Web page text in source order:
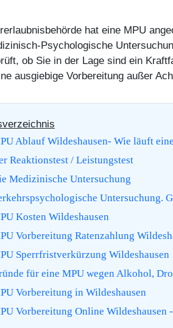
hat eine MPU
Psychologische
ob Sie in der Lage sind ein
ausgiebige Vorbereitung außer
Ablauf Wildeshausen- Wie läuft
Reaktionstest / Leistungstest
Medizinische Untersuchung
Untersuchung.
Kosten Wildeshausen
Vorbereitung Ratenzahlung
Sperrfristverkürzung Wildeshausen
für eine MPU wegen Alkohol,
Vorbereitung in Wildeshausen
Vorbereitung Online Wildeshausen